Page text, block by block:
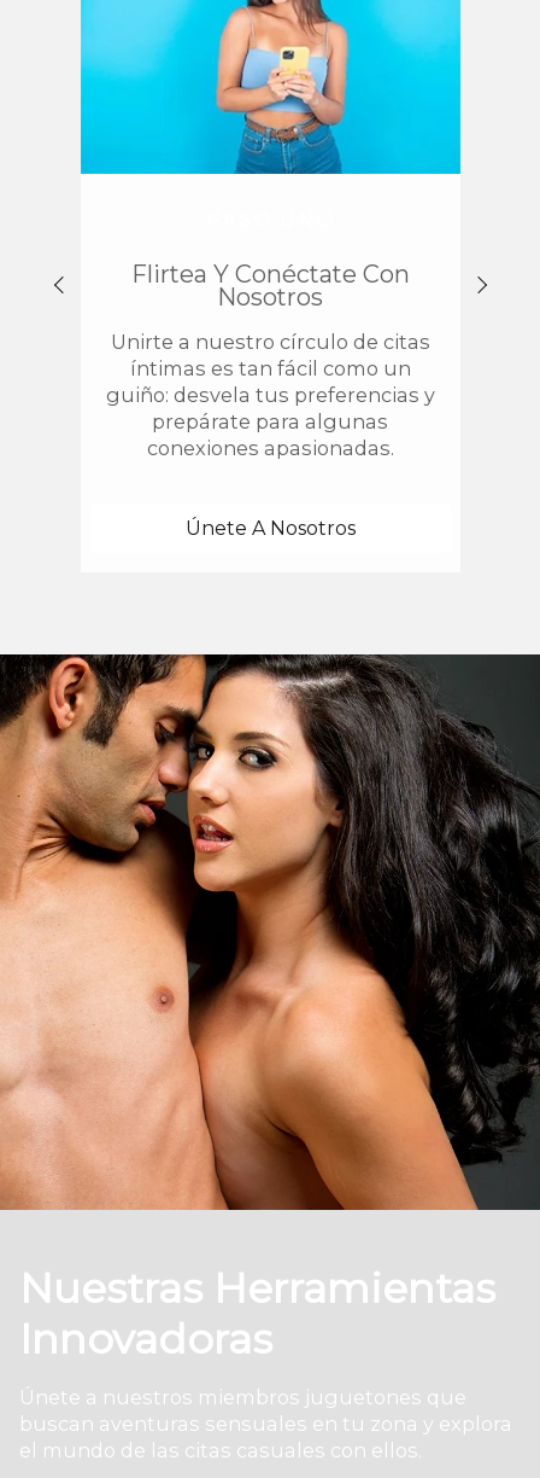
Flirtea Y Conéctate Con
Nosotros
Unirte a nuestro círculo de citas
íntimas es tan fácil como un
guiño: desvela tus preferencias y
prepárate para algunas
conexiones apasionadas.
Únete A Nosotros
Nuestras Herramientas
Innovadoras
Únete a nuestros miembros juguetones que
buscan aventuras sensuales en tu zona y explora
el mundo de las citas casuales con ellos.